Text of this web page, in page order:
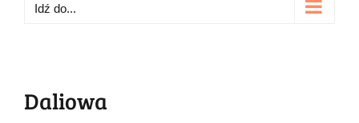
Idź do...
Daliowa